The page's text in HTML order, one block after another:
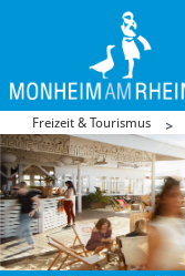
Freizeit & Tourismus